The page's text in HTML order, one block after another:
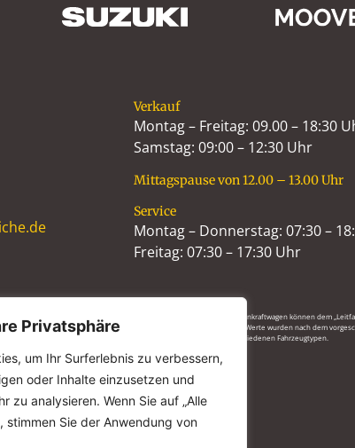
Privatsphäre
um Ihr Surferlebnis zu verbessern,
oder Inhalte einzusetzen und
zu analysieren. Wenn Sie auf „Alle
Sie der Anwendung von
Verkauf
Montag – Freitag: 09.00 – 18:30
Samstag: 09:00 – 12:30 Uhr
Mittagspause von 12.00 – 13.00 Uhr
Service
Montag – Donnerstag: 07:30 –
Freitag: 07:30 – 17:30 Uhr
und den offiziellen spezifischen CO2-Emissionen neuer Personenkraftwagen können dem
Treuhand GmbH (DAT) unentgeltlich erhältlich ist. Die angegebenen Werte wurden nach dem
sondern dienen allein Vergleichszwecken zwischen den verschiedenen Fahrzeugtypen.
IMPRESSUM DATENSCHUTZ